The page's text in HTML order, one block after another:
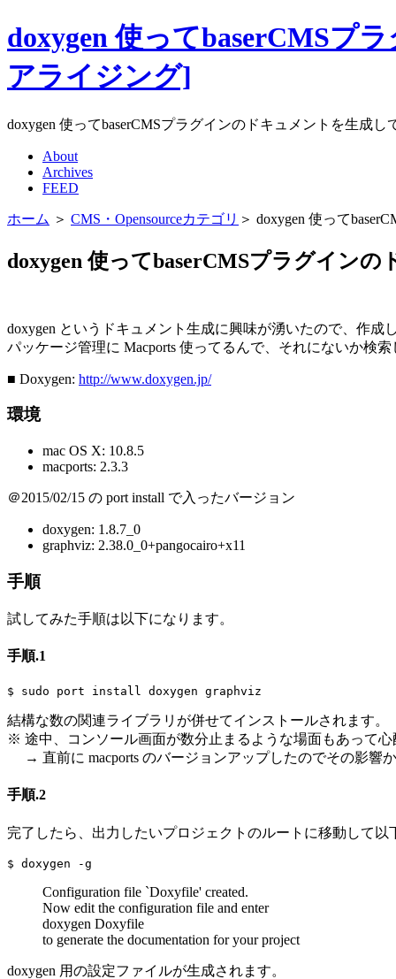
doxygen 使ってbaserCMSプ
アライジング]
doxygen 使ってbaserCMSプラグインのドキュメントを生成
About
Archives
FEED
ホーム ＞ CMS・Opensourceカテゴリ ＞ doxygen 使って
doxygen 使ってbaserCMSプラグイン
doxygen というドキュメント生成に興味が湧いたので、作成
パッケージ管理に Macports 使ってるんで、それにないか検
■ Doxygen: http://www.doxygen.jp/
環境
mac OS X: 10.8.5
macports: 2.3.3
＠2015/02/15 の port install で入ったバージョン
doxygen: 1.8.7_0
graphviz: 2.38.0_0+pangocairo+x11
手順
試してみた手順は以下になります。
手順.1
$ sudo port install doxygen graphviz
結構な数の関連ライブラリが併せてインストールされます。
※ 途中、コンソール画面が数分止まるような場面もあって心
→ 直前に macports のバージョンアップしたのでその影響か
手順.2
完了したら、出力したいプロジェクトのルートに移動して以
$ doxygen -g
Configuration file `Doxyfile' created.
Now edit the configuration file and enter
doxygen Doxyfile
to generate the documentation for your project
doxygen 用の設定ファイルが生成されます。